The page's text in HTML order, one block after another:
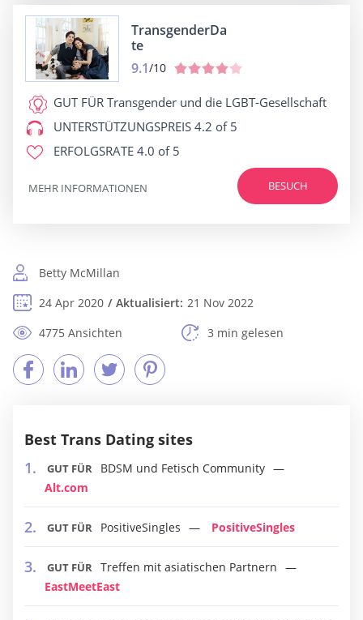
TransgenderDa
te
9.1/10
GUT FÜR Transgender und die LGBT-Gesellschaft
UNTERSTÜTZUNGSPREIS 4.2 of 5
ERFOLGSRATE 4.0 of 5
BESUCH
MEHR INFORMATIONEN
Betty McMillan
24 Apr 2020
Aktualisiert: 21 Nov 2022
4775 Ansichten
3 min gelesen
Best Trans Dating sites
GUT FÜR
BDSM und Fetisch Community
Alt.com
GUT FÜR PositiveSingles PositiveSingles
GUT FÜR Treffen mit asiatischen Partnern
EastMeetEast